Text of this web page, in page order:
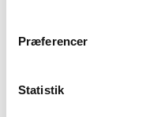
Præferencer
Statistik
Årets Resultat
Balance i 1000 DKK